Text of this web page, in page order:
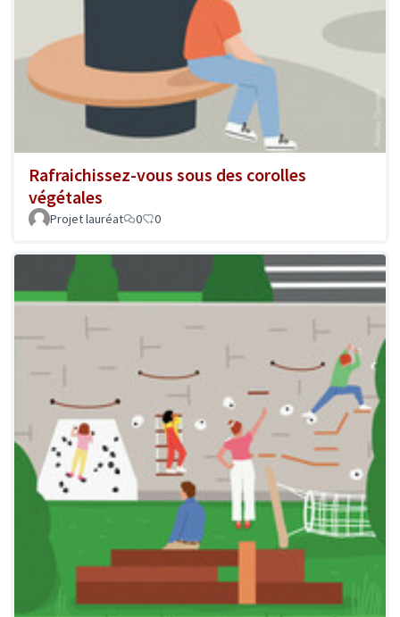
Rafraichissez-vous sous des corolles
végétales
Projet lauréat 0 0